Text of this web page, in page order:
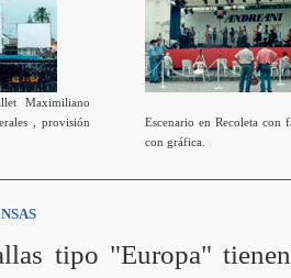
Maximiliano
, provisión
Escenario en Recoleta con
con gráfica.
tipo "Europa"